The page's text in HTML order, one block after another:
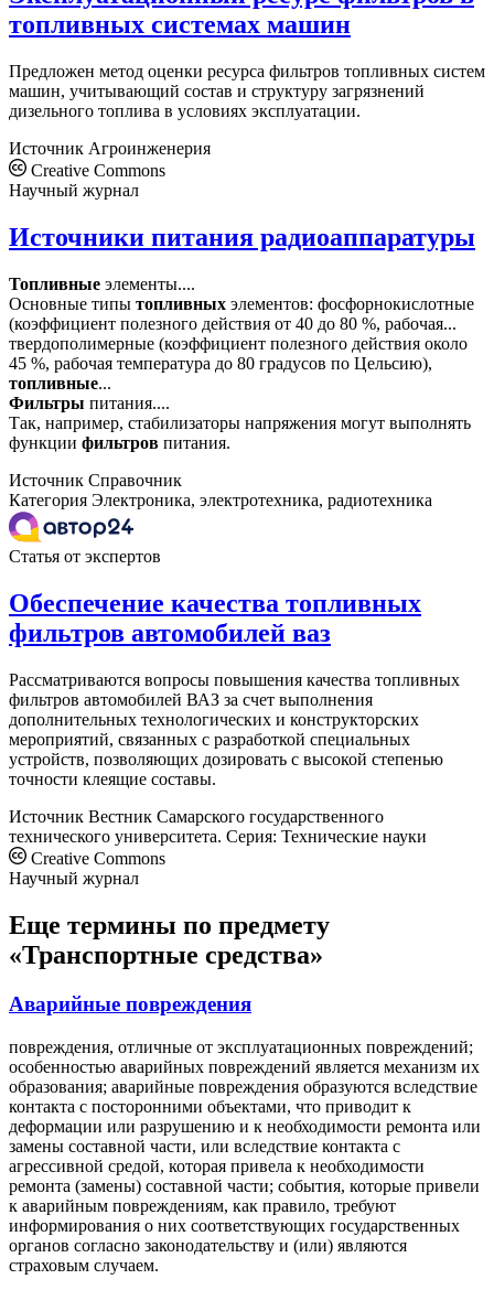
топливных системах машин
Предложен метод оценки ресурса фильтров топливных систем
машин, учитывающий состав и структуру загрязнений
дизельного топлива в условиях эксплуатации.
Источник Агроинженерия
Creative Commons
Научный журнал
Источники питания радиоаппаратуры
Топливные элементы....
Основные типы топливных элементов: фосфорнокислотные
(коэффициент полезного действия от 40 до 80 %, рабочая...
твердополимерные (коэффициент полезного действия около
45 %, рабочая температура до 80 градусов по Цельсию),
топливные...
Фильтры питания....
Так, например, стабилизаторы напряжения могут выполнять
функции фильтров питания.
Источник Справочник
Категория Электроника, электротехника, радиотехника
Статья от экспертов
Обеспечение качества топливных
фильтров автомобилей ваз
Рассматриваются вопросы повышения качества топливных
фильтров автомобилей ВАЗ за счет выполнения
дополнительных технологических и конструкторских
мероприятий, связанных с разработкой специальных
устройств, позволяющих дозировать с высокой степенью
точности клеящие составы.
Источник Вестник Самарского государственного
технического университета. Серия: Технические науки
Creative Commons
Научный журнал
Еще термины по предмету
«Транспортные средства»
Аварийные повреждения
повреждения, отличные от эксплуатационных повреждений;
особенностью аварийных повреждений является механизм их
образования; аварийные повреждения образуются вследствие
контакта с посторонними объектами, что приводит к
деформации или разрушению и к необходимости ремонта или
замены составной части, или вследствие контакта с
агрессивной средой, которая привела к необходимости
ремонта (замены) составной части; события, которые привели
к аварийным повреждениям, как правило, требуют
информирования о них соответствующих государственных
органов согласно законодательству и (или) являются
страховым случаем.